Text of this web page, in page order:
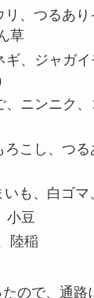
、つるあり
草
、ジャガイ
ニンニク、
こし、つる
も、白ゴマ
小豆
陸稲
ので、通路